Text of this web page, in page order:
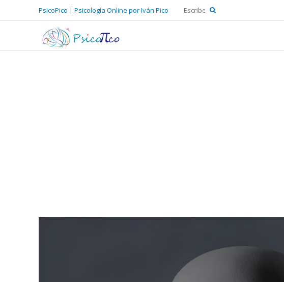
PsicoPico | Psicología Online por Iván Pico